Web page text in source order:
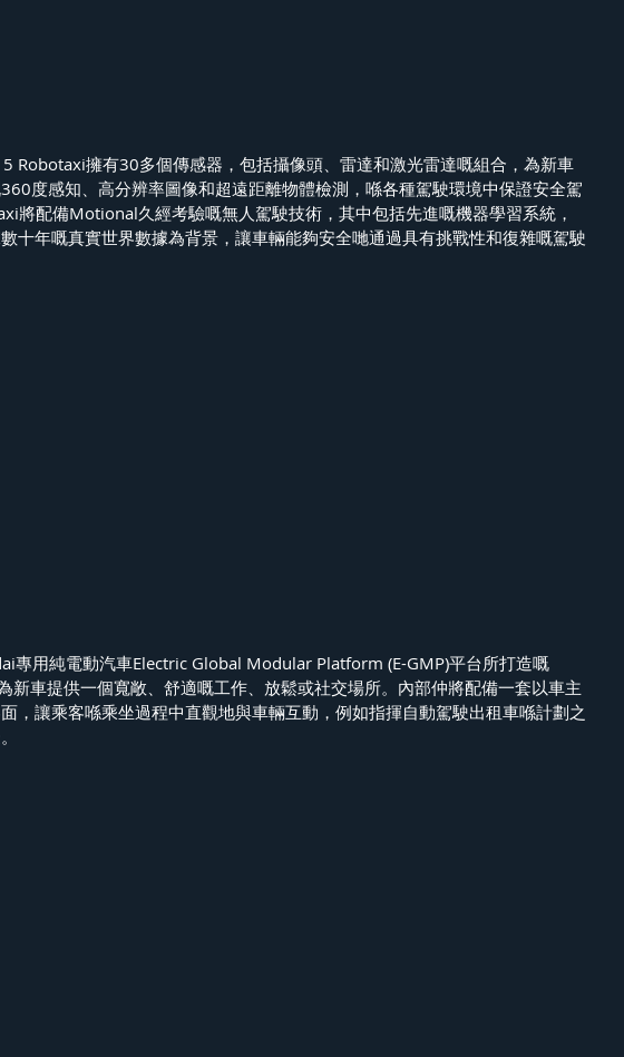
Robotaxi擁有30多個傳感器，包括攝像頭、雷達和激光雷達嘅組合，為新車
度感知、高分辨率圖像和超遠距離物體檢測，喺各種駕駛環境中保證安全駕
將配備Motional久經考驗嘅無人駕駛技術，其中包括先進嘅機器學習系統，
十年嘅真實世界數據為背景，讓車輛能夠安全哋通過具有挑戰性和復雜嘅駕駛
專用純電動汽車Electric Global Modular Platform (E-GMP)平台所打造嘅
新車提供一個寬敞、舒適嘅工作、放鬆或社交場所。內部仲將配備一套以車主
，讓乘客喺乘坐過程中直觀地與車輛互動，例如指揮自動駕駛出租車喺計劃之